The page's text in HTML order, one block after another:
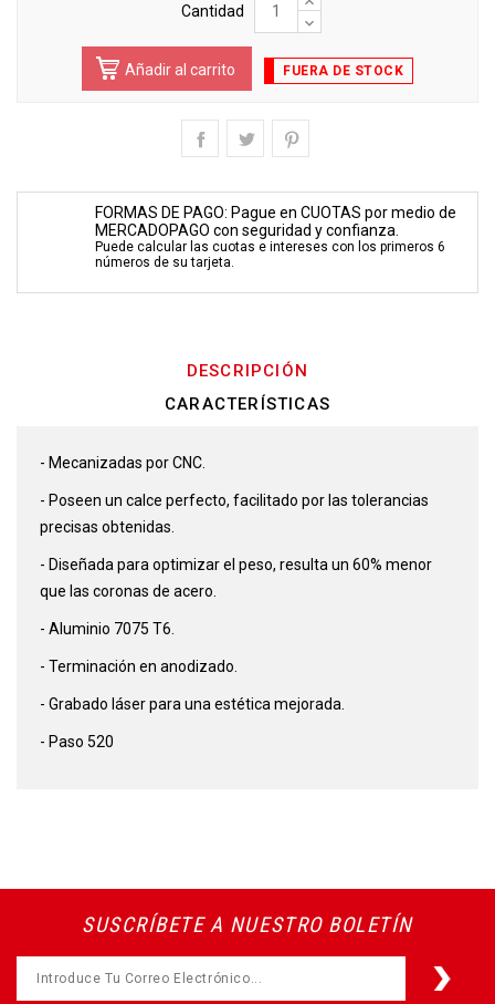
Cantidad
Añadir al carrito FUERA DE STOCK
FORMAS DE PAGO: Pague en CUOTAS por medio de
MERCADOPAGO con seguridad y confianza.
Puede calcular las cuotas e intereses con los primeros 6
números de su tarjeta.
DESCRIPCIÓN
CARACTERÍSTICAS
- Mecanizadas por CNC.
- Poseen un calce perfecto, facilitado por las tolerancias
precisas obtenidas.
- Diseñada para optimizar el peso, resulta un 60% menor
que las coronas de acero.
- Aluminio 7075 T6.
- Terminación en anodizado.
- Grabado láser para una estética mejorada.
- Paso 520
SUSCRÍBETE A NUESTRO BOLETÍN